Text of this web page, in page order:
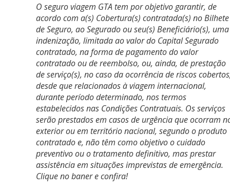
O seguro viagem GTA tem por objetivo garantir, de
acordo com a(s) Cobertura(s) contratada(s) no Bilhete
de Seguro, ao Segurado ou seu(s) Beneficiário(s), uma
indenização, limitada ao valor do Capital Segurado
contratado, na forma de pagamento do valor
contratado ou de reembolso, ou, ainda, de prestação
de serviço(s), no caso da ocorrência de riscos
desde que relacionados à viagem internacional,
durante período determinado, nos termos
estabelecidos nas Condições Contratuais. Os serviços
serão prestados em casos de urgência que ocorram
exterior ou em território nacional, segundo o produto
contratado e, não têm como objetivo o cuidado
preventivo ou o tratamento definitivo, mas prestar
assistência em situações imprevistas de emergência.
Clique no baner e confira!